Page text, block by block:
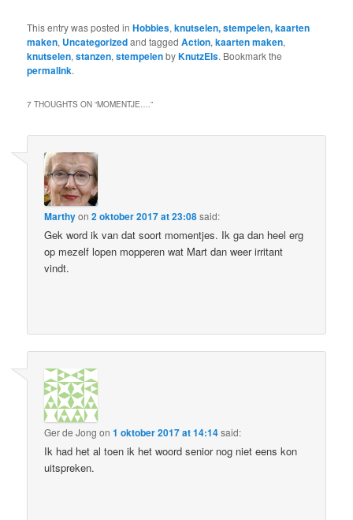
This entry was posted inHobbies,knutselen, stempelen, kaarten
maken, Uncategorizedand taggedAction,kaarten maken,
knutselen,stanzen,stempelenbyKnutzEls. Bookmark the
permalink.
7 THOUGHTS ON “MOMENTJE….”
Marthyon2 oktober 2017 at 23:08said:
Gek word ik van dat soort momentjes. Ik ga dan heel erg
op mezelf lopen mopperen wat Mart dan weer irritant
vindt.
Ger de Jong on1 oktober 2017 at 14:14said:
Ik had het al toen ik het woord senior nog niet eens kon
uitspreken.